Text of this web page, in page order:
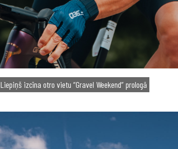
Liepiņš izcīna otro vietu “Gravel Weekend” prologā